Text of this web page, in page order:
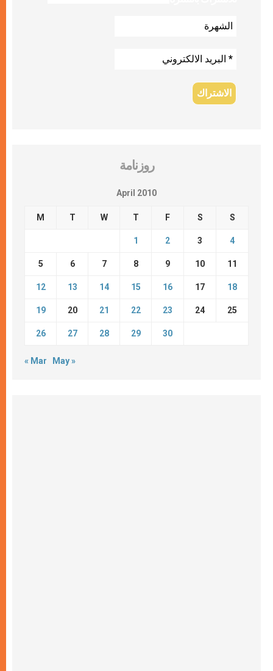
روزنامة
April 2010
M T W T F S S
1 2 3 4
5 6 7 8 9 10 11
12 13 14 15 16 17 18
19 20 21 22 23 24 25
26 27 28 29 30
« Mar May »